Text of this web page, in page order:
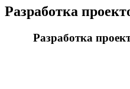
Разработка
Разработка